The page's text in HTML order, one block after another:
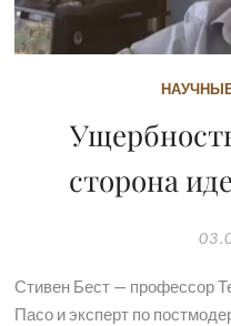
сторона
Стивен Бест — профессор
Пасо и эксперт по